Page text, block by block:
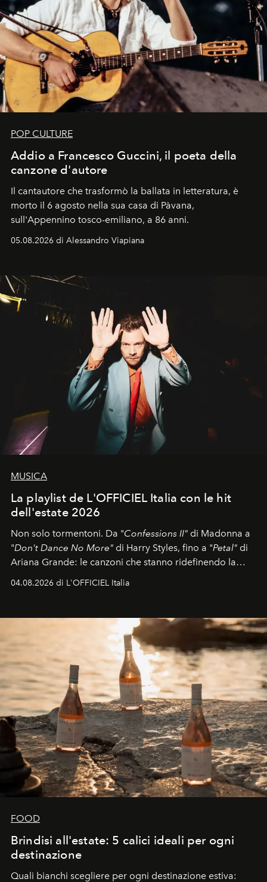
POP CULTURE
Addio a Francesco Guccini, il poeta della
canzone d'autore
Il cantautore che trasformò la ballata in letteratura, è
morto il 6 agosto nella sua casa di Pàvana,
sull'Appennino tosco-emiliano, a 86 anni.
05.08.2026 di Alessandro Viapiana
MUSICA
La playlist de L'OFFICIEL Italia con le hit
dell'estate 2026
Non solo tormentoni. Da "Confessions II" di Madonna a
"Don't Dance No More" di Harry Styles, fino a "Petal" di
Ariana Grande: le canzoni che stanno ridefinendo la
04.08.2026 di L'OFFICIEL Italia
FOOD
Brindisi all'estate: 5 calici ideali per ogni
destinazione
Quali bianchi scegliere per ogni destinazione estiva: